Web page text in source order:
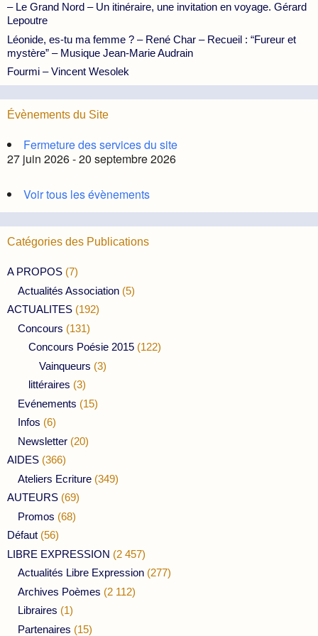
– Le Grand Nord – Un itinéraire, une invitation en voyage. Gérard
Lepoutre
Léonide, es-tu ma femme ? – René Char – Recueil : “Fureur et
mystère” – Musique Jean-Marie Audrain
Fourmi – Vincent Wesolek
Évènements du Site
Fermeture des services du site
27 juin 2026 - 20 septembre 2026
Voir tous les évènements
Catégories des Publications
A PROPOS (7)
Actualités Association (5)
ACTUALITES (192)
Concours (131)
Concours Poésie 2015 (122)
Vainqueurs (3)
littéraires (3)
Evénements (15)
Infos (6)
Newsletter (20)
AIDES (366)
Ateliers Ecriture (349)
AUTEURS (69)
Promos (68)
Défaut (56)
LIBRE EXPRESSION (2 457)
Actualités Libre Expression (277)
Archives Poèmes (2 112)
Libraires (1)
Partenaires (15)